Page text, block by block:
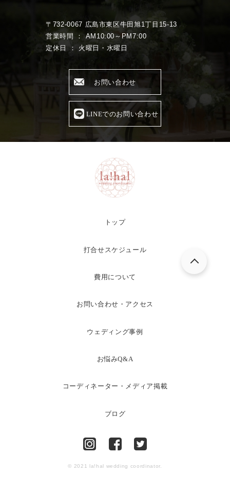
〒732-0067 広島市東区牛田旭1丁目15-13
営業時間 ： AM10:00～PM7:00
定休日 ： 火曜日・水曜日
お問い合わせ
LINEでのお問い合わせ
トップ
打合せスケジュール
費用について
お問い合わせ・アクセス
ウェディング事例
お悩みQ&A
コーディネーター・メディア掲載
ブログ
© 2021 la!hal wedding coordinator.